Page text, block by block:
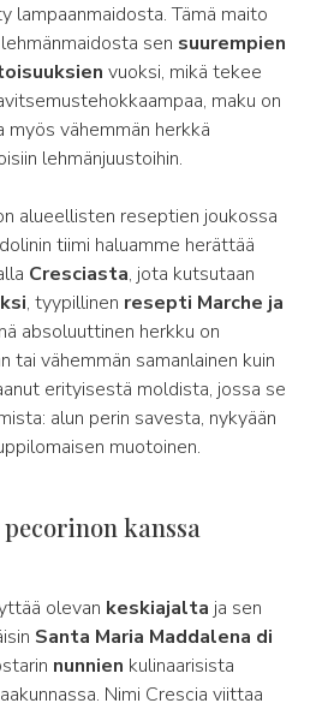
lampaanmaidosta. Tämä maito
sen suurempien
vuoksi, mikä tekee
maku on
vähemmän herkkä
lehmänjuustoihin.
alueellisten reseptien joukossa
tiimi haluamme herättää
Cresciasta, jota kutsutaan
, tyypillinen resepti Marche ja
absoluuttinen herkku on
tai vähemmän samanlainen kuin
erityisestä moldista, jossa se
alun perin savesta, nykyään
muotoinen.
kanssa
olevan keskiajalta ja sen
Santa Maria Maddalena di
nunnien kulinaarisista
Nimi Crescia viittaa